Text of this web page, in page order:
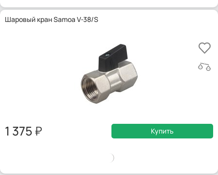
Шаровый кран Samoa V-38/S
1 375 Купить